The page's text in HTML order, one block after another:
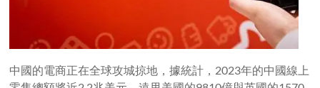
中國的電商正在全球攻城掠地，據統計，2023年的中國線上